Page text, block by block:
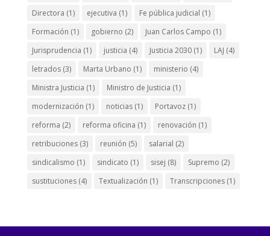
Directora (1) ejecutiva (1) Fe pública judicial (1)
Formación (1) gobierno (2) Juan Carlos Campo (1)
Jurisprudencia (1) justicia (4) Justicia 2030(1) LAJ (4)
letrados(3) Marta Urbano (1) ministerio (4)
Ministra Justicia (1) Ministro de Justicia (1)
modernización (1) noticias(1) Portavoz(1)
reforma (2) reforma oficina (1) renovación (1)
retribuciones(3) reunión (5) salarial (2)
sindicalismo (1) sindicato (1) sisej (8) Supremo (2)
sustituciones(4) Textualización (1) Transcripciones(1)